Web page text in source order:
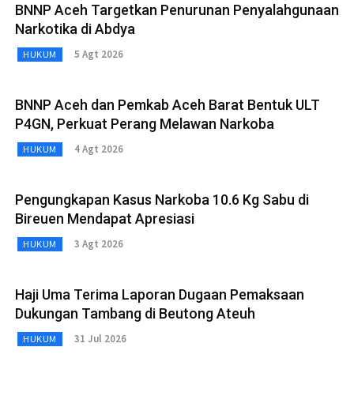
BNNP Aceh Targetkan Penurunan Penyalahgunaan
Narkotika di Abdya
HUKUM 5 Agt 2026
BNNP Aceh dan Pemkab Aceh Barat Bentuk ULT
P4GN, Perkuat Perang Melawan Narkoba
HUKUM 4 Agt 2026
Pengungkapan Kasus Narkoba 10.6 Kg Sabu di
Bireuen Mendapat Apresiasi
HUKUM 3 Agt 2026
Haji Uma Terima Laporan Dugaan Pemaksaan
Dukungan Tambang di Beutong Ateuh
HUKUM 31 Jul 2026